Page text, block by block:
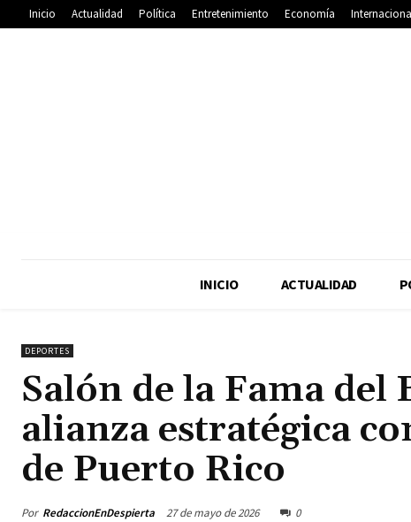
Inicio Actualidad Política Entretenimiento Economía
INICIO ACTUALIDAD
DEPORTES
Salón de la Fama
alianza estratégica
de Puerto Rico
Por RedaccionEnDespierta 27 de mayo de 2026 0